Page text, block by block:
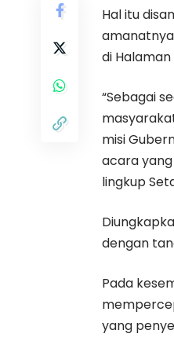
Hal itu
di
“Sebagai
misi
acara
lingkup
dengan
Pada
yang